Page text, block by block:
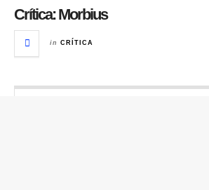
Crítica: Morbius
in CRÍTICA